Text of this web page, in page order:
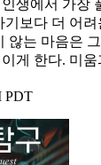
생에서 가장
보다 더 어려
않는 마음은
게 한다. 미움
PDT